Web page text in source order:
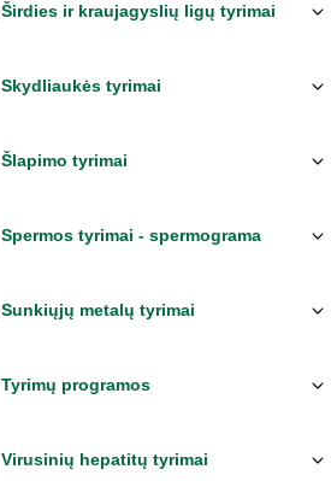
Širdies ir kraujagyslių ligų tyrimai
Skydliaukės tyrimai
Šlapimo tyrimai
Spermos tyrimai - spermograma
Sunkiųjų metalų tyrimai
Tyrimų programos
Virusinių hepatitų tyrimai